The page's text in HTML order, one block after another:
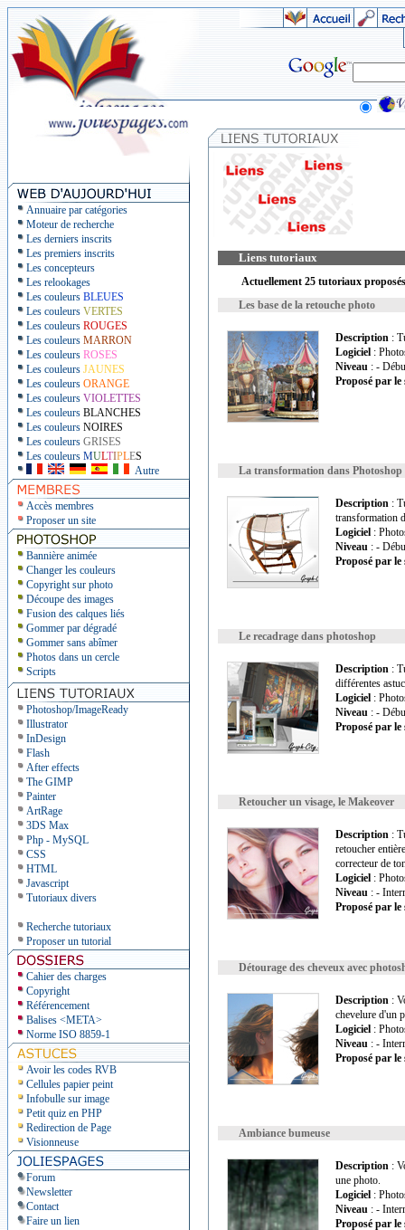
Annuaire par catégories
Moteur de recherche
Les derniers inscrits
Les premiers inscrits
Les concepteurs
Les relookages
Les couleurs BLEUES
Les couleurs VERTES
Les couleurs ROUGES
Les couleurs MARRON
Les couleurs ROSES
Les couleurs JAUNES
Les couleurs ORANGE
Les couleurs VIOLETTES
Les couleurs BLANCHES
Les couleurs NOIRES
Les couleurs GRISES
Les couleurs MULTIPLES
Autre
Accès membres
Proposer un site
Bannière animée
Changer les couleurs
Copyright sur photo
Découpe des images
Fusion des calques liés
Gommer par dégradé
Gommer sans abîmer
Photos dans un cercle
Scripts
Photoshop/ImageReady
Illustrator
InDesign
Flash
After effects
The GIMP
Painter
ArtRage
3DS Max
Php - MySQL
CSS
HTML
Javascript
Tutoriaux divers
Recherche tutoriaux
Proposer un tutorial
Cahier des charges
Copyright
Référencement
Balises <META>
Norme ISO 8859-1
Avoir les codes RVB
Cellules papier peint
Infobulle sur image
Petit quiz en PHP
Redirection de Page
Visionneuse
Forum
Newsletter
Contact
Faire un lien
Liens tutoriaux
Actuellement 25 tutoriaux
Les base de la retouche photo
Description :
Logiciel :
Niveau : -
Proposé par le
La transformation dans Photoshop
Description :
transformation
Logiciel :
Niveau : -
Proposé par le
Le recadrage dans photoshop
Description :
différentes
Logiciel :
Niveau : -
Proposé par le
Retoucher un visage, le Makeover
Description :
retoucher
correcteur de
Logiciel :
Niveau : -
Proposé par le
Détourage des cheveux avec
Description :
chevelure d'un
Logiciel :
Niveau : -
Proposé par le
Ambiance bumeuse
Description :
une photo.
Logiciel :
Niveau : -
Proposé par le